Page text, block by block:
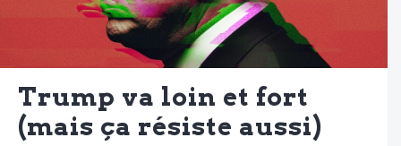
Trump va loin et fort
(mais ça résiste aussi)